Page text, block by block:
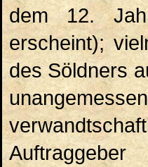
dem 12.
erscheint);
des Söldners